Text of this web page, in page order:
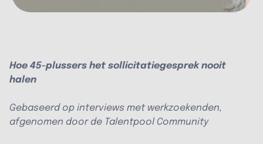
Hoe 45-plussers het sollicitatiegesprek nooit
halen
Gebaseerd op interviews met werkzoekenden,
afgenomen door de Talentpool Community